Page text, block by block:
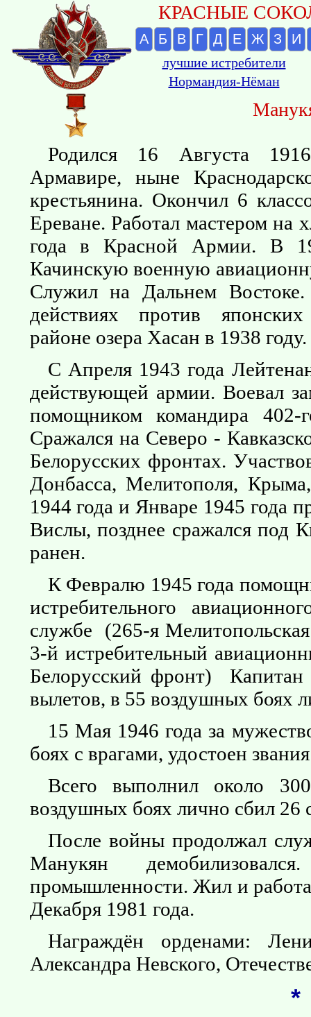
КРАСНЫЕ
А Б В Г Д Е Ж З И
лучшие истребители
Нормандия-Нёман
Родился 16 Августа
Армавире, ныне
крестьянина. Окончил 6
Ереване. Работал мастером на
года в Красной Армии. В
Качинскую военную
Служил на Дальнем
действиях против
районе озера Хасан в 1938 году.
С Апреля 1943 года
действующей армии. Воевал
помощником командира
Сражался на Северо -
Белорусских фронтах.
Донбасса, Мелитополя,
1944 года и Январе 1945 года
Вислы, позднее сражался под
ранен.
К Февралю 1945 года
истребительного
службе (265-я Мелитопольская
3-й истребительный
Белорусский фронт)
вылетов, в 55 воздушных боях
15 Мая 1946 года за
боях с врагами, удостоен
Всего выполнил около
воздушных боях лично сбил 26
После войны продолжал
Манукян
промышленности. Жил и
Декабря 1981 года.
Награждён орденами:
Александра Невского,